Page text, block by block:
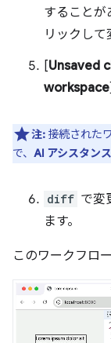
することが
リックして
[Unsaved
workspace
注: 接続された
で、 AI アシスタンス
diff で変
ます。
このワークフロ